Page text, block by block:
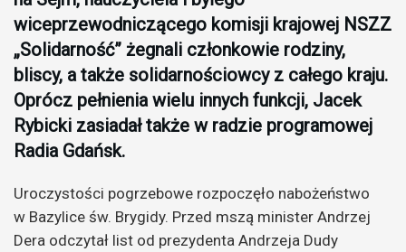
wiceprzewodniczącego komisji krajowej NSZZ
„Solidarność” żegnali członkowie rodziny,
bliscy, a także solidarnościowcy z całego kraju.
Oprócz pełnienia wielu innych funkcji, Jacek
Rybicki zasiadał także w radzie programowej
Radia Gdańsk.
Uroczystości pogrzebowe rozpoczęło nabożeństwo
w Bazylice św. Brygidy. Przed mszą minister Andrzej
Dera odczytał list od prezydenta Andrzeja Dudy